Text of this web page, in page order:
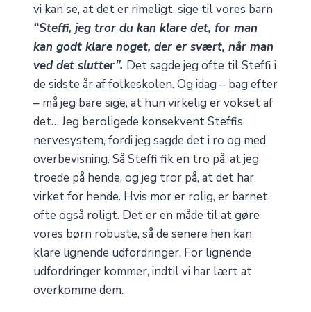
vi kan se, at det er rimeligt, sige til vores barn
“Steffi, jeg tror du kan klare det, for man
kan godt klare noget, der er svært, når man
ved det slutter”. Det sagde jeg ofte til Steffi i
de sidste år af folkeskolen. Og idag – bag efter
– må jeg bare sige, at hun virkelig er vokset af
det… Jeg beroligede konsekvent Steffis
nervesystem, fordi jeg sagde det i ro og med
overbevisning. Så Steffi fik en tro på, at jeg
troede på hende, og jeg tror på, at det har
virket for hende. Hvis mor er rolig, er barnet
ofte også roligt. Det er en måde til at gøre
vores børn robuste, så de senere hen kan
klare lignende udfordringer. For lignende
udfordringer kommer, indtil vi har lært at
overkomme dem.